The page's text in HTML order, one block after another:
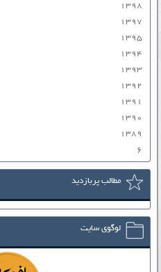
۱۳۹۸
۱۳۹۷
۱۳۹۵
۱۳۹۴
۱۳۹۳
۱۳۹۲
۱۳۹۱
۱۳۹۰
۱۳۸۹
۶
مطالب پربازدید
لوگوی سایت